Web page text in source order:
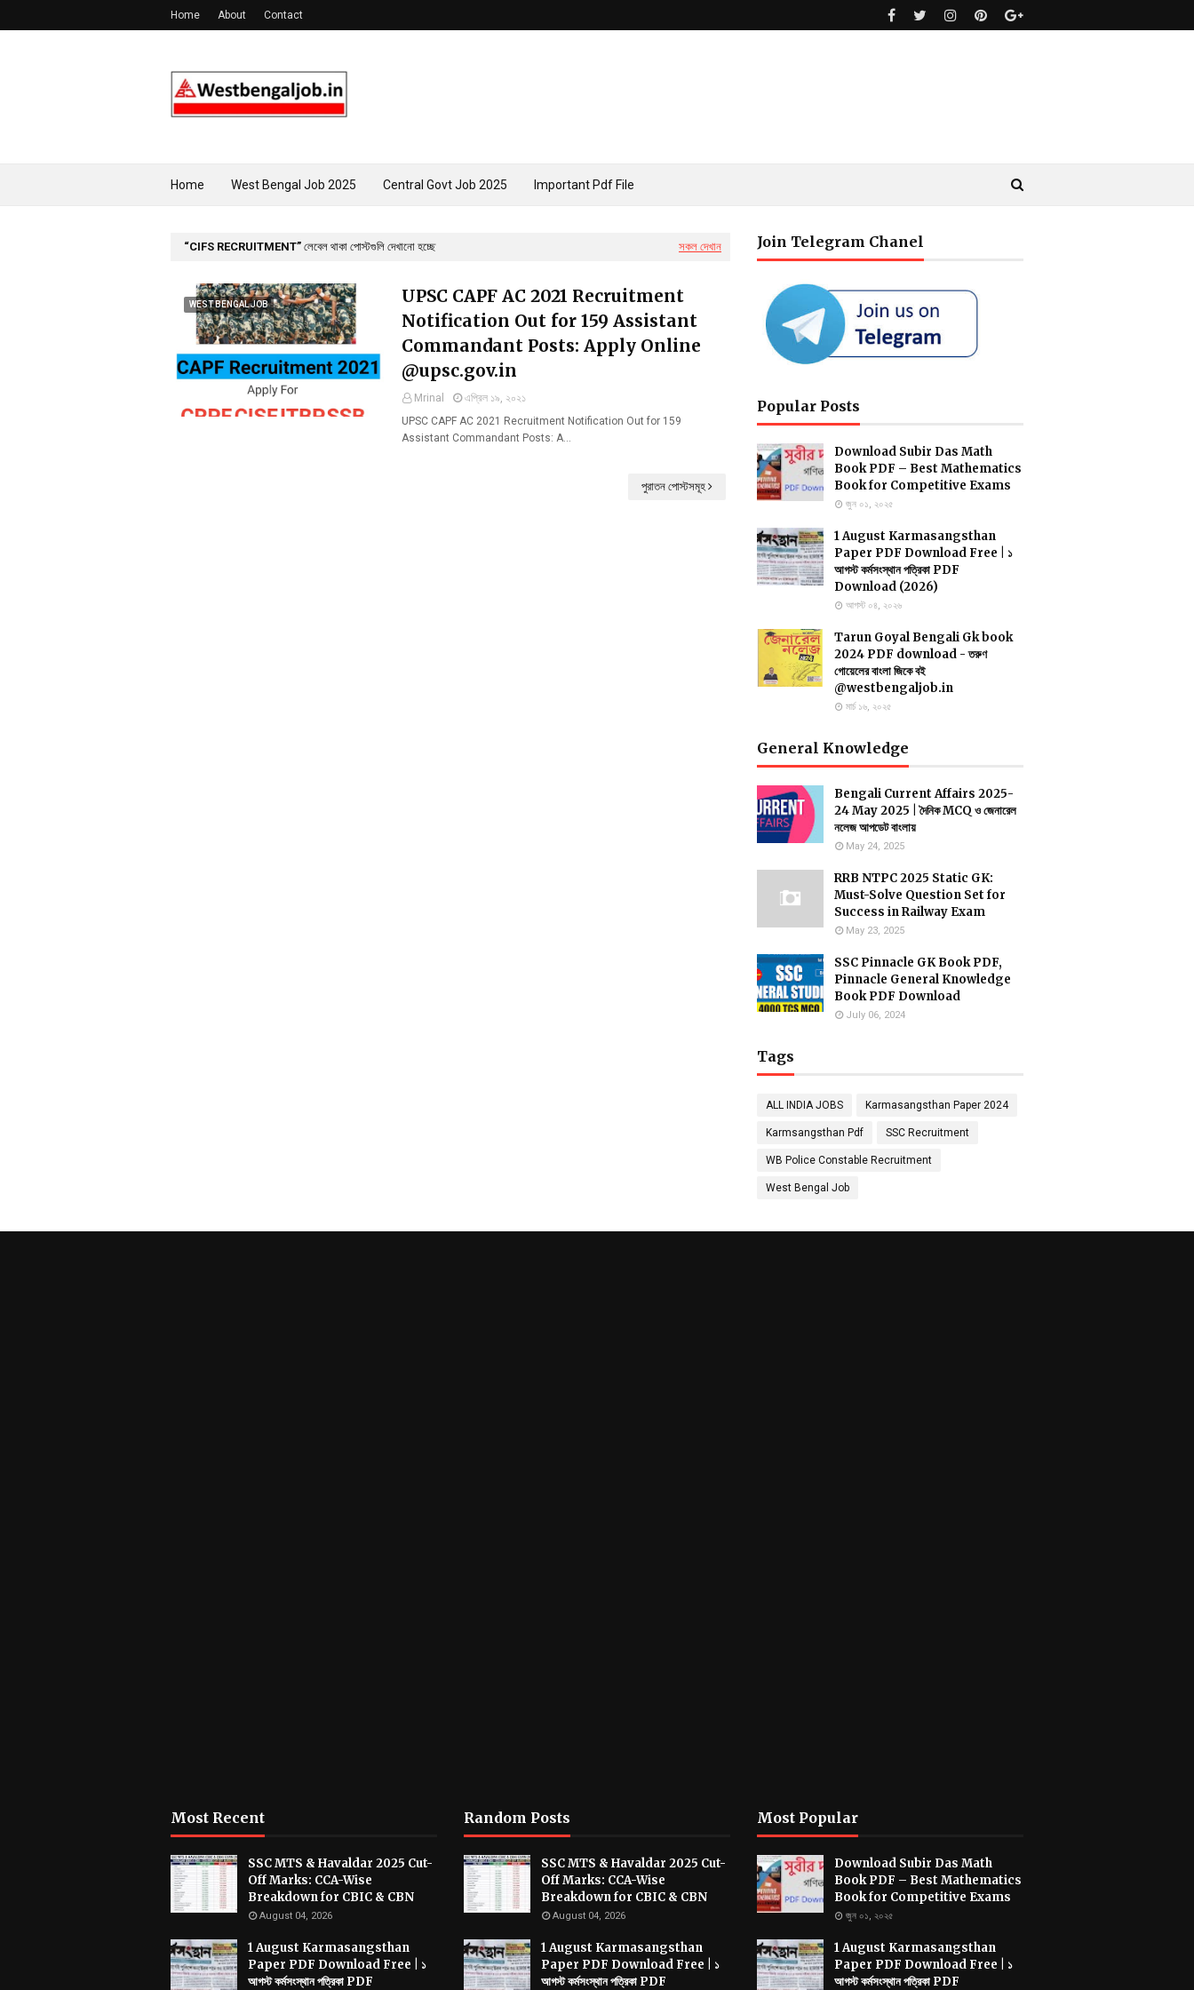
Home About Contact
Home West Bengal Job 2025 Central Govt Job 2025 Important Pdf File
CIFS RECRUITMENT লেবেল থাকা পোস্টগুলি দেখানো হচ্ছে সকল দেখান
WEST BENGAL JOB
UPSC CAPF AC 2021 Recruitment
Notification Out for 159 Assistant
Commandant Posts: Apply Online
@upsc.gov.in
Mrinal
এপ্রিল ১৯, ২০২১
UPSC CAPF AC 2021 Recruitment Notification Out for 159
Assistant Commandant Posts: A…
পুরাতন পোস্টসমূহ
Join Telegram Chanel
Popular Posts
Download Subir Das Math
Book PDF – Best Mathematics
Book for Competitive Exams
জুন ০১, ২০২৫
1 August Karmasangsthan
Paper PDF Download Free | ১
আগস্ট কর্মসংস্থান পত্রিকা PDF
Download (2026)
আগস্ট ০৪, ২০২৬
Tarun Goyal Bengali Gk book
2024 PDF download - তরুণ
গোয়েলের বাংলা জিকে বই
@westbengaljob.in
মার্চ ১৬, ২০২৫
General Knowledge
Bengali Current Affairs 2025-
24 May 2025 | দৈনিক MCQ ও জেনারেল
নলেজ আপডেট বাংলায়
May 24, 2025
RRB NTPC 2025 Static GK:
Must-Solve Question Set for
Success in Railway Exam
May 23, 2025
SSC Pinnacle GK Book PDF,
Pinnacle General Knowledge
Book PDF Download
July 06, 2024
Tags
ALL INDIA JOBS Karmasangsthan Paper 2024
Karmsangsthan Pdf SSC Recruitment
WB Police Constable Recruitment
West Bengal Job
Most Recent
SSC MTS & Havaldar 2025 Cut-
Off Marks: CCA-Wise
Breakdown for CBIC & CBN
August 04, 2026
1 August Karmasangsthan
Paper PDF Download Free | ১
আগস্ট কর্মসংস্থান পত্রিকা PDF
Random Posts
SSC MTS & Havaldar 2025 Cut-
Off Marks: CCA-Wise
Breakdown for CBIC & CBN
August 04, 2026
1 August Karmasangsthan
Paper PDF Download Free | ১
আগস্ট কর্মসংস্থান পত্রিকা PDF
Most Popular
Download Subir Das Math
Book PDF – Best Mathematics
Book for Competitive Exams
জুন ০১, ২০২৫
1 August Karmasangsthan
Paper PDF Download Free | ১
আগস্ট কর্মসংস্থান পত্রিকা PDF